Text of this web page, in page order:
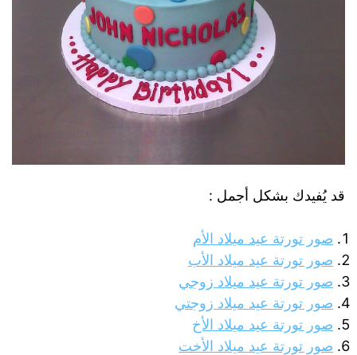
قد يُفيدك بشكل أجمل :
صور تورتة عيد ميلاد الأم
صور تورتة عيد ميلاد الأب
صور تورتة عيد ميلاد زوجي
صور تورتة عيد ميلاد زوجتي
صور تورتة عيد ميلاد الأخ
صور تورتة عيد ميلاد الأخت